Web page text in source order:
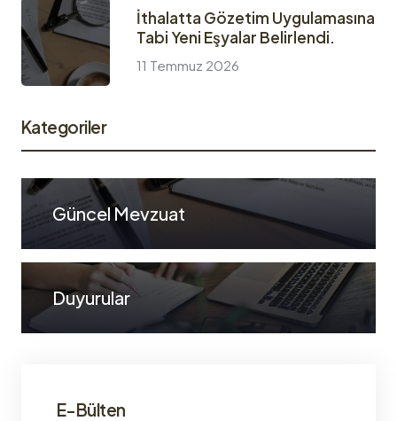
İthalatta Gözetim Uygulamasına
Tabi Yeni Eşyalar Belirlendi.
11 Temmuz 2026
Kategoriler
Güncel Mevzuat
Duyurular
E-Bülten